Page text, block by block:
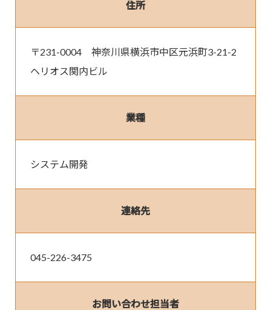
住所
〒231-0004　神奈川県横浜市中区元浜町3-21-2
ヘリオス関内ビル
業種
システム開発
連絡先
045-226-3475
お問い合わせ担当者